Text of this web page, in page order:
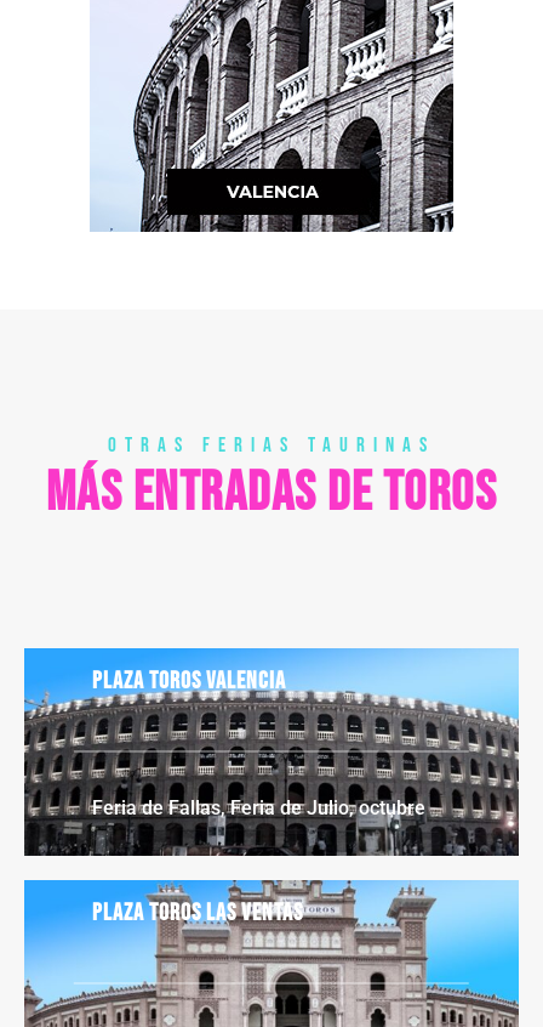
OTRAS FERIAS TAURINAS
MÁS ENTRADAS DE TOROS
Plaza toros Valencia
Feria de Fallas, Feria de Julio, octubre
Plaza toros Las Ventas